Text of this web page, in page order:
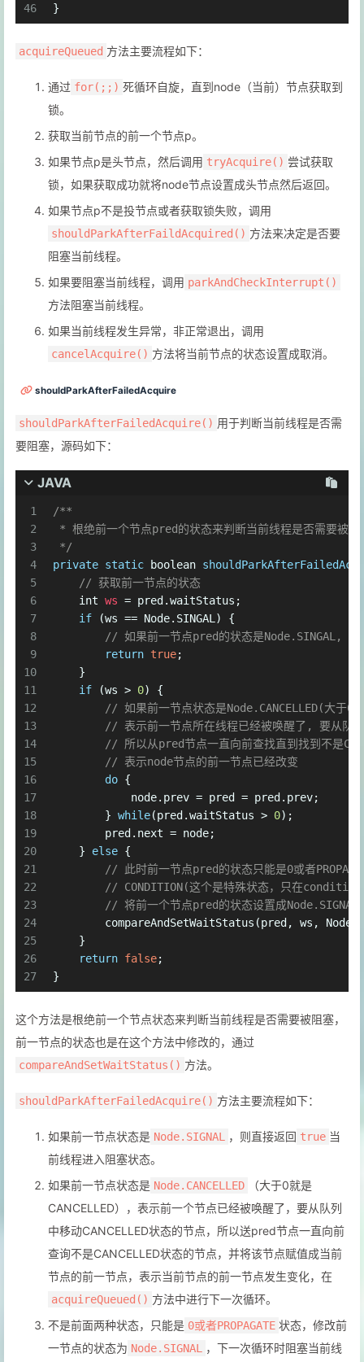
46 }
acquireQueued 方法主要流程如下：
通过 for(;;) 死循环自旋，直到node（当前）节点获取到
锁。
获取当前节点的前一个节点p。
如果节点p是头节点，然后调用 tryAcquire() 尝试获取
锁，如果获取成功就将node节点设置成头节点然后返回。
如果节点p不是投节点或者获取锁失败，调用
shouldParkAfterFaildAcquired() 方法来决定是否要
阻塞当前线程。
如果要阻塞当前线程，调用 parkAndCheckInterrupt()
方法阻塞当前线程。
如果当前线程发生异常，非正常退出，调用
cancelAcquire() 方法将当前节点的状态设置成取消。
shouldParkAfterFailedAcquire
shouldParkAfterFailedAcquire() 用于判断当前线程是否需
要阻塞，源码如下：
JAVA
1
2
3
4
5
6
7
8
9
10
11
12
13
14
15
16
17
18
19
20
21
22
23
24
25
26
27
/**
* 根绝前一个节点pred的状态来判断当前线程是否需要被阻
*/
private static boolean
// 获取前一节点的状态
int ws = pred.waitStatus;
if (ws == Node.SINGAL) {
// 如果前一节点pred的状态是Node.SINGAL, 说
return true;
    }
if (ws > 0) {
// 如果前一节点状态是Node.CANCELLED(大于0就
// 表示前一节点所在线程已经被唤醒了, 要从队列
// 所以从pred节点一直向前查找直到找到不是
// 表示node节点的前一节点已经改变
do {
            node.prev = pred = pred.prev;
        }
while(pred.waitStatus > 0);
        pred.next = node;
    }
else {
// 此时前一节点pred的状态只能是0或者
// CONDITION(这个是特殊状态，只在condition
// 将前一个节点pred的状态设置成
compareAndSetWaitStatus(pred, ws,
    }
return false;
}
这个方法是根绝前一个节点状态来判断当前线程是否需要被阻塞，
前一节点的状态也是在这个方法中修改的，通过
compareAndSetWaitStatus() 方法。
shouldParkAfterFailedAcquire() 方法主要流程如下：
如果前一节点状态是 Node.SIGNAL ，则直接返回 true 当
前线程进入阻塞状态。
如果前一节点状态是 Node.CANCELLED
（大于0就是
CANCELLED），表示前一个节点已经被唤醒了，要从队列
中移动CANCELLED状态的节点，所以送pred节点一直向前
查询不是CANCELLED状态的节点，并将该节点赋值成当前
节点的前一节点，表示当前节点的前一节点发生变化，在
acquireQueued() 方法中进行下一次循环。
不是前面两种状态，只能是 0或者PROPAGATE 状态，修改前
一节点的状态为 Node.SIGNAL
，下一次循环时阻塞当前线